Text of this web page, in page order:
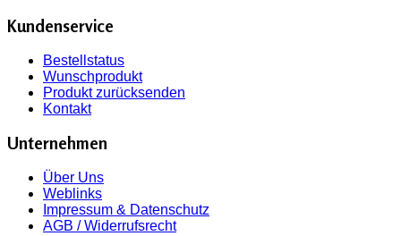
Kundenservice
Bestellstatus
Wunschprodukt
Produkt zurücksenden
Kontakt
Unternehmen
Über Uns
Weblinks
Impressum & Datenschutz
AGB / Widerrufsrecht